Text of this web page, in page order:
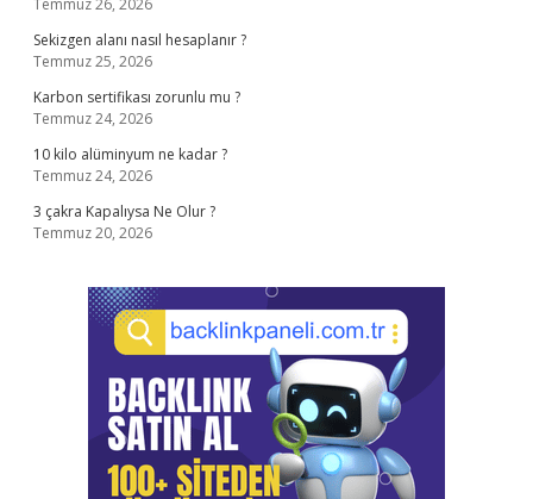
Temmuz 26, 2026
Sekizgen alanı nasıl hesaplanır ?
Temmuz 25, 2026
Karbon sertifikası zorunlu mu ?
Temmuz 24, 2026
10 kilo alüminyum ne kadar ?
Temmuz 24, 2026
3 çakra Kapalıysa Ne Olur ?
Temmuz 20, 2026